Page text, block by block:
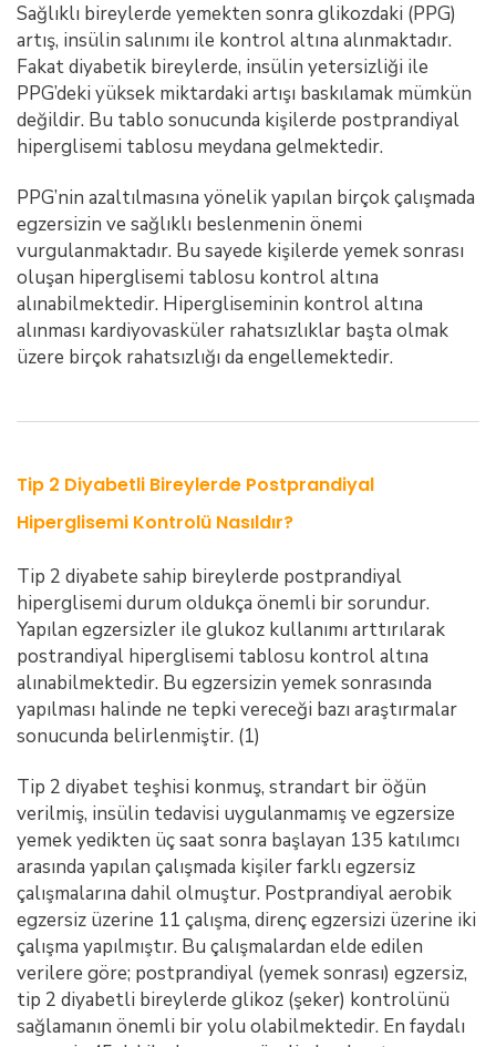
Sağlıklı bireylerde yemekten sonra glikozdaki (PPG)
artış, insülin salınımı ile kontrol altına alınmaktadır.
Fakat diyabetik bireylerde, insülin yetersizliği ile
PPG’deki yüksek miktardaki artışı baskılamak mümkün
değildir. Bu tablo sonucunda kişilerde postprandiyal
hiperglisemi tablosu meydana gelmektedir.
PPG’nin azaltılmasına yönelik yapılan birçok çalışmada
egzersizin ve sağlıklı beslenmenin önemi
vurgulanmaktadır. Bu sayede kişilerde yemek sonrası
oluşan hiperglisemi tablosu kontrol altına
alınabilmektedir. Hipergliseminin kontrol altına
alınması kardiyovasküler rahatsızlıklar başta olmak
üzere birçok rahatsızlığı da engellemektedir.
Tip 2 Diyabetli Bireylerde Postprandiyal
Hiperglisemi Kontrolü Nasıldır?
Tip 2 diyabete sahip bireylerde postprandiyal
hiperglisemi durum oldukça önemli bir sorundur.
Yapılan egzersizler ile glukoz kullanımı arttırılarak
postrandiyal hiperglisemi tablosu kontrol altına
alınabilmektedir. Bu egzersizin yemek sonrasında
yapılması halinde ne tepki vereceği bazı araştırmalar
sonucunda belirlenmiştir. (1)
Tip 2 diyabet teşhisi konmuş, strandart bir öğün
verilmiş, insülin tedavisi uygulanmamış ve egzersize
yemek yedikten üç saat sonra başlayan 135 katılımcı
arasında yapılan çalışmada kişiler farklı egzersiz
çalışmalarına dahil olmuştur. Postprandiyal aerobik
egzersiz üzerine 11 çalışma, direnç egzersizi üzerine iki
çalışma yapılmıştır. Bu çalışmalardan elde edilen
verilere göre; postprandiyal (yemek sonrası) egzersiz,
tip 2 diyabetli bireylerde glikoz (şeker) kontrolünü
sağlamanın önemli bir yolu olabilmektedir. En faydalı